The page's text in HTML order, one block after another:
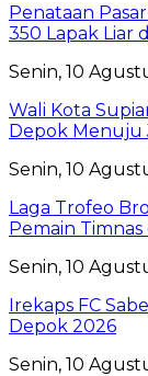
Penataan
350 Lapak Liar
Senin, 10
Wali Kota
Depok Menuju
Senin, 10
Laga Trofeo
Pemain
Senin, 10
Irekaps FC
Depok 2026
Senin, 10